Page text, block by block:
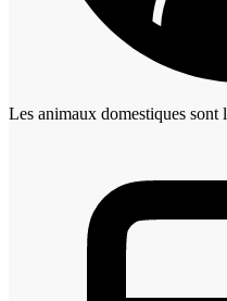
Les animaux domestiques sont